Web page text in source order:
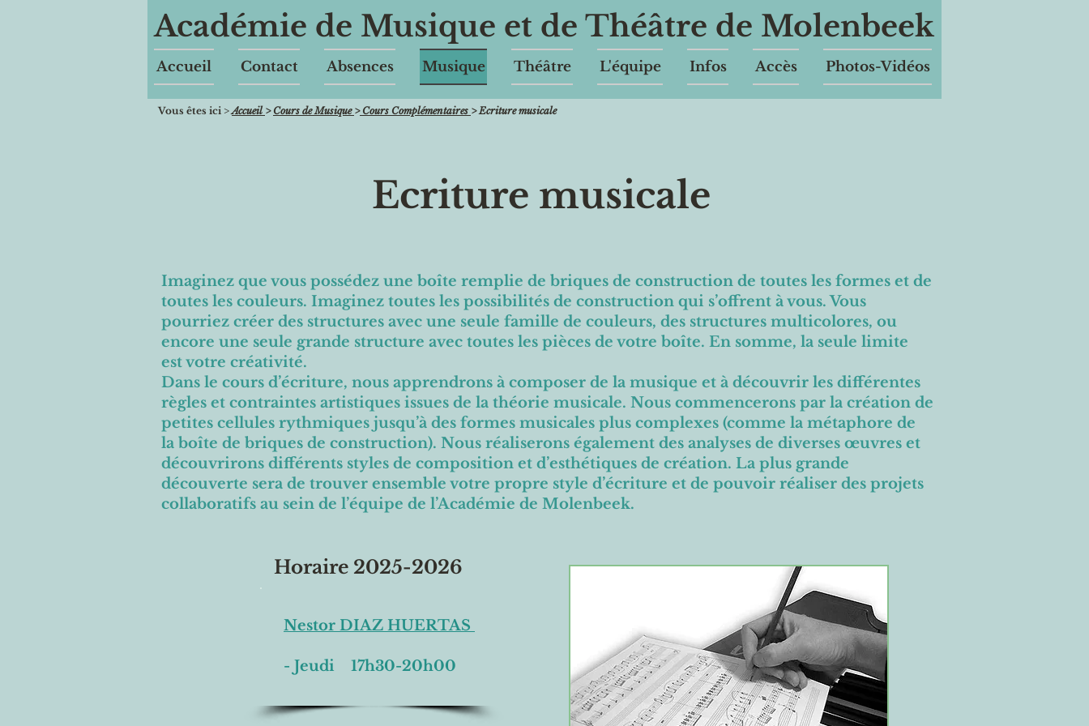
Académie de Musique et de Théâtre de Molenbeek
Accueil Contact Absences Musique Théâtre L'équipe Infos Accès Photos-Vidéos
Vous êtes ici >Accueil > Cours de Musique >Cours Complémentaires > Ecriture musicale
Ecriture musicale
Imaginez que vous possédez une boîte remplie de briques de construction de toutes les formes et de
toutes les couleurs. Imaginez toutes les possibilités de construction qui s’offrent à vous. Vous
pourriez créer des structures avec une seule famille de couleurs, des structures multicolores, ou
encore une seule grande structure avec toutes les pièces de votre boîte. En somme, la seule limite
est votre créativité.
Dans le cours d’écriture, nous apprendrons à composer de la musique et à découvrir les différentes
règles et contraintes artistiques issues de la théorie musicale. Nous commencerons par la création de
petites cellules rythmiques jusqu’à des formes musicales plus complexes (comme la métaphore de
la boîte de briques de construction). Nous réaliserons également des analyses de diverses œuvres et
découvrirons différents styles de composition et d’esthétiques de création. La plus grande
découverte sera de trouver ensemble votre propre style d’écriture et de pouvoir réaliser des projets
collaboratifs au sein de l’équipe de l’Académie de Molenbeek.
Horaire 2025-2026
Nestor DIAZ HUERTAS
- Jeudi 17h30-20h00